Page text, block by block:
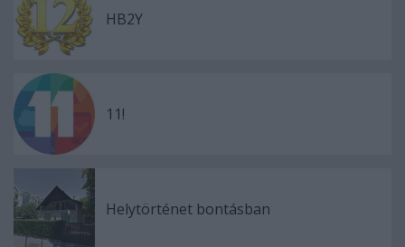
HB2Y
11!
Helytörténet bontásban